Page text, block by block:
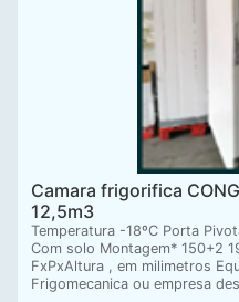
Camara frigorifica
12,5m3
Temperatura -18ºC Porta
Com solo Montagem* 150+2
FxPxAltura , em milimetros
Frigomecanica ou empresa